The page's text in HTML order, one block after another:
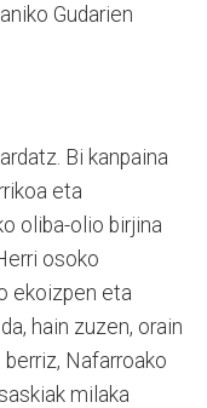
Gudarien
Bi kanpaina
eta
oliba-olio birjina
osoko
ekoizpen eta
hain zuzen, orain
berriz, Nafarroako
milaka